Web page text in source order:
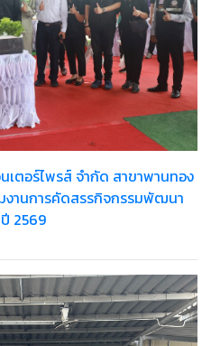
ตอร์ไพรส์ จำกัด สาขาพานทอง
2569